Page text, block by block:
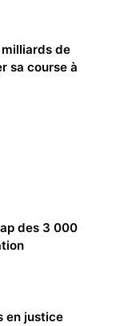
milliards de
sa course à
des 3 000
en justice